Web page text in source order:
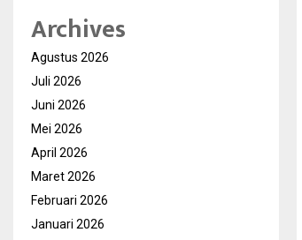
Archives
Agustus 2026
Juli 2026
Juni 2026
Mei 2026
April 2026
Maret 2026
Februari 2026
Januari 2026